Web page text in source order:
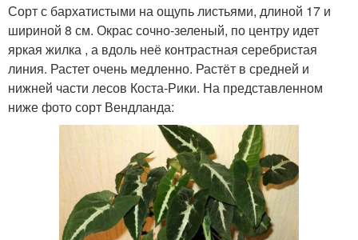
Сорт с бархатистыми на ощупь листьями, длиной 17 и
шириной 8 см. Окрас сочно-зеленый, по центру идет
яркая жилка , а вдоль неё контрастная серебристая
линия. Растет очень медленно. Растёт в средней и
нижней части лесов Коста-Рики. На представленном
ниже фото сорт Вендланда: